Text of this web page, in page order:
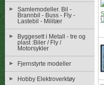
Samlemodeller. Bil -
Brannbil - Buss - Fly -
Lastebil - Militær
Byggesett i Metall - tre og
plast :Biler / Fly /
Motorsykler
Fjernstyrte modeller
Hobby Elektroverktøy